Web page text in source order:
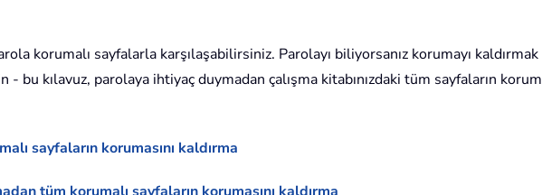
korumalı sayfalarla karşılaşabilirsiniz. Parolayı biliyorsanız korumayı
kılavuz, parolaya ihtiyaç duymadan çalışma kitabınızdaki tüm sayfaların
sayfaların korumasını kaldırma